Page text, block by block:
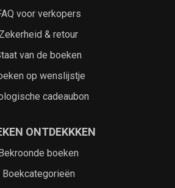
voor verkopers
Zekerheid & retour
van de boeken
op wenslijstje
cadeaubon
ONTDEKKKEN
Bekroonde boeken
Boekcategorieën